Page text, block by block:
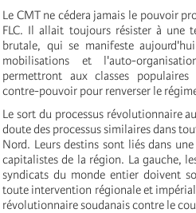
Le CMT ne cédera jamais le pouvoir
FLC. Il allait toujours résister à une
brutale, qui se manifeste
mobilisations et l'auto-
permettront aux classes
contre-pouvoir pour renverser le
Le sort du processus révolutionnaire
doute des processus similaires dans
Nord. Leurs destins sont liés dans
capitalistes de la région. La gauche,
syndicats du monde entier doivent
toute intervention régionale et
révolutionnaire soudanais contre le